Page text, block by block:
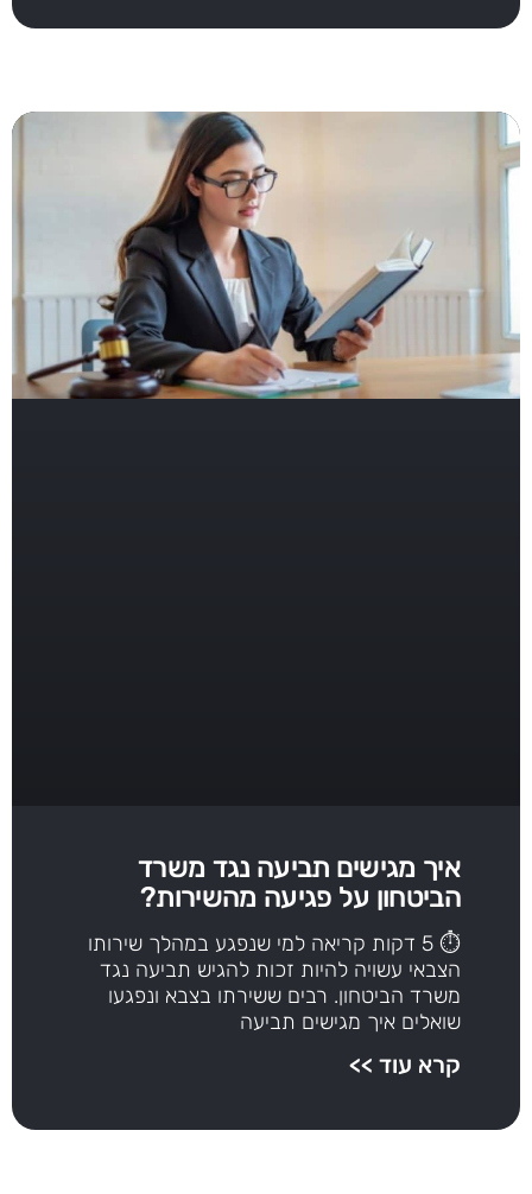
איך מגישים תביעה נגד משרד
הביטחון על פגיעה מהשירות?
⏱ 5 דקות קריאה למי שנפגע במהלך שירותו
הצבאי עשויה להיות זכות להגיש תביעה נגד
משרד הביטחון. רבים ששירתו בצבא ונפגעו
שואלים איך מגישים תביעה
קרא עוד >>